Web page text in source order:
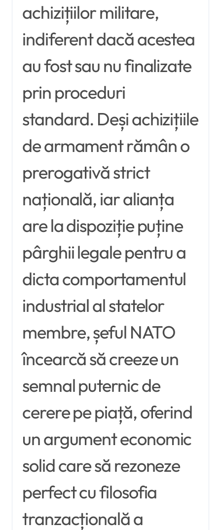
achizițiilor militare,
indiferent dacă acestea
au fost sau nu finalizate
prin proceduri
standard. Deși achizițiile
de armament rămân o
prerogativă strict
națională, iar alianța
are la dispoziție puține
pârghii legale pentru a
dicta comportamentul
industrial al statelor
membre, șeful NATO
încearcă să creeze un
semnal puternic de
cerere pe piață, oferind
un argument economic
solid care să rezoneze
perfect cu filosofia
tranzacțională a